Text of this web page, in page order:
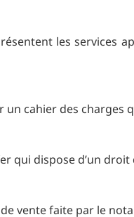
les services
cahier des charges
qui dispose d’un
vente faite par le